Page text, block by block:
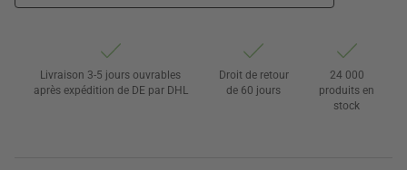
Livraison 3-5 jours ouvrables
après expédition de DE par DHL
Droit de retour
de 60 jours
24 000
produits en
stock